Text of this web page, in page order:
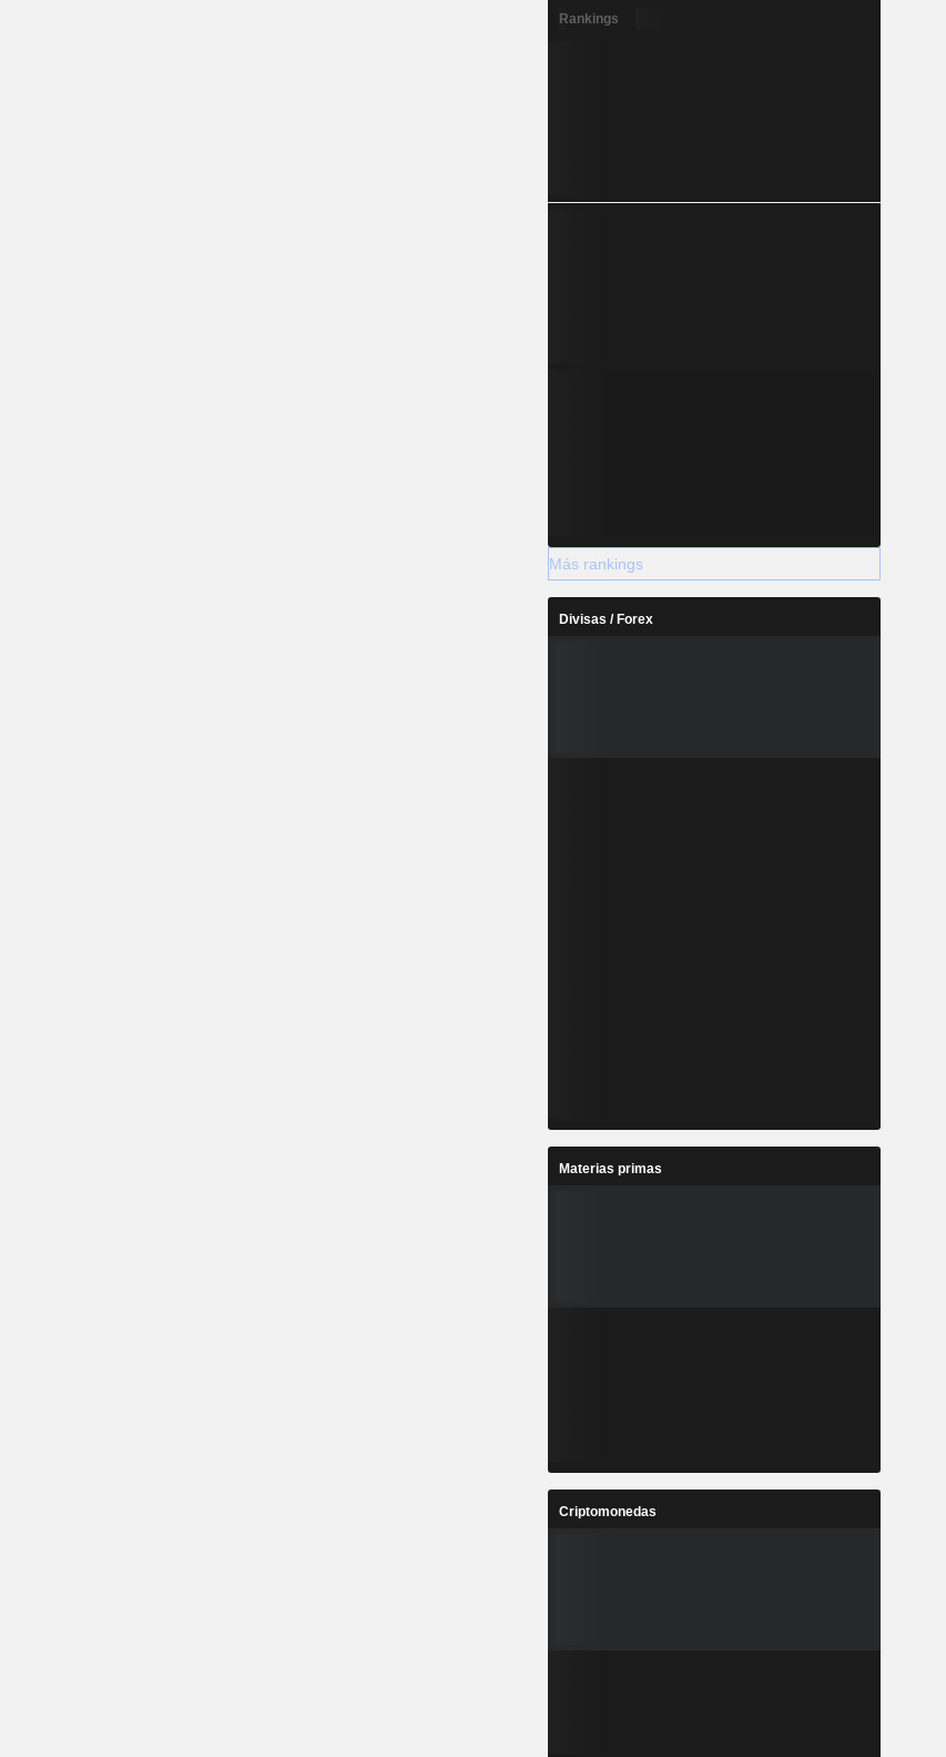
Rankings
Más rankings
Divisas / Forex
Materias primas
Criptomonedas